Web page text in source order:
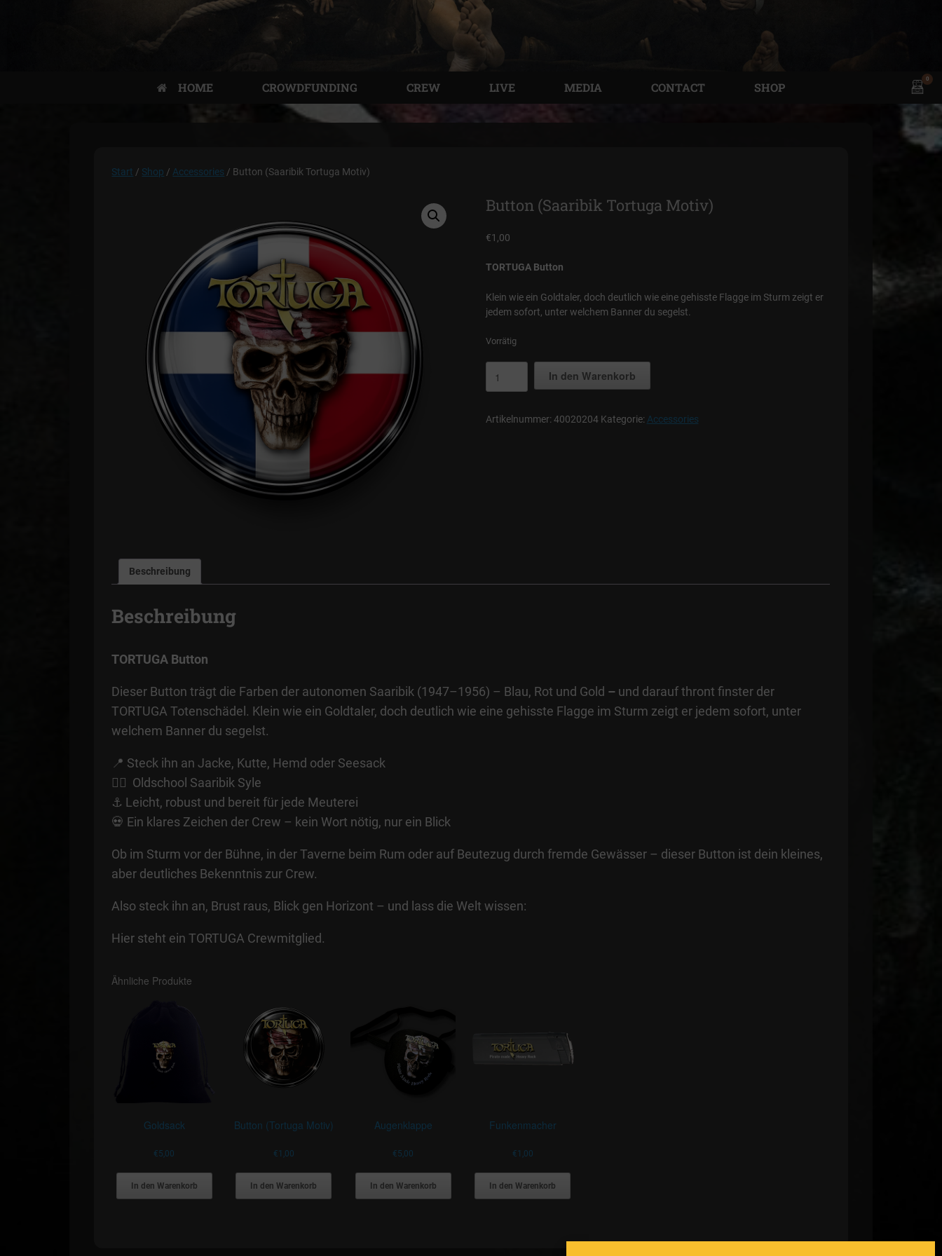
HOME CROWDFUNDING CREW LIVE MEDIA CONTACT SHOP
View
cart
0
Start / Shop / Accessories / Button (Saaribik Tortuga Motiv)
Button (Saaribik Tortuga Motiv)
€1,00
TORTUGA Button
Klein wie ein Goldtaler, doch deutlich wie eine gehisste Flagge im Sturm zeigt er
jedem sofort, unter welchem Banner du segelst.
Vorrätig
(Saaribik
In den Warenkorb
Artikelnummer: 40020204 Kategorie: Accessories
Beschreibung
Beschreibung
TORTUGA Button
Dieser Button trägt die Farben der autonomen Saaribik (1947–1956) – Blau, Rot und Gold – und darauf thront finster der
TORTUGA Totenschädel. Klein wie ein Goldtaler, doch deutlich wie eine gehisste Flagge im Sturm zeigt er jedem sofort, unter
welchem Banner du segelst.
📍 Steck ihn an Jacke, Kutte, Hemd oder Seesack
🏴‍☠️ Oldschool Saaribik Syle
⚓ Leicht, robust und bereit für jede Meuterei
💀 Ein klares Zeichen der Crew – kein Wort nötig, nur ein Blick
Ob im Sturm vor der Bühne, in der Taverne beim Rum oder auf Beutezug durch fremde Gewässer – dieser Button ist dein kleines,
aber deutliches Bekenntnis zur Crew.
Also steck ihn an, Brust raus, Blick gen Horizont – und lass die Welt wissen:
Hier steht ein TORTUGA Crewmitglied.
Ähnliche Produkte
Goldsack
€5,00
In den Warenkorb
Button (Tortuga Motiv)
€1,00
In den Warenkorb
Augenklappe
€5,00
In den Warenkorb
Funkenmacher
€1,00
In den Warenkorb